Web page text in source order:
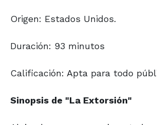
Origen: Estados Unidos.
Duración: 93 minutos
Calificación: Apta para todo
Sinopsis de "La Extorsión"